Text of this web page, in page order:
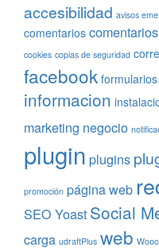
accesibilidad avisos
comentarios
cookies copias de seguridad
facebook formularios
informacion
marketing negocio
plugin plugins
promoción página web
SEO Yoast Social
carga udraftPlus web